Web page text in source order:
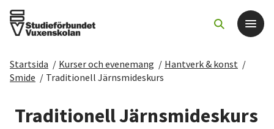
Det här gör vi
För dig som
Startsida / Kurser och evenemang / Hantverk & konst /
Smide / Traditionell Järnsmideskurs
Traditionell Järnsmideskurs